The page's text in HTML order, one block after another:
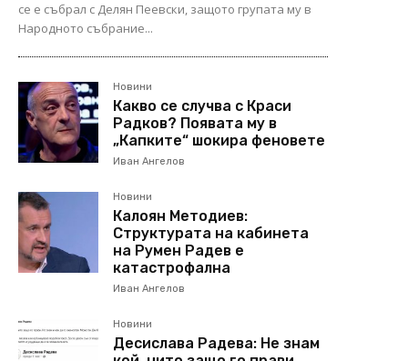
се е събрал с Делян Пеевски, защото групата му в
Народното събрание...
Новини
Какво се случва с Краси
Радков? Появата му в
„Капките“ шокира феновете
Иван Ангелов
Новини
Калоян Методиев:
Структурата на кабинета
на Румен Радев е
катастрофална
Иван Ангелов
Новини
Десислава Радева: Не знам